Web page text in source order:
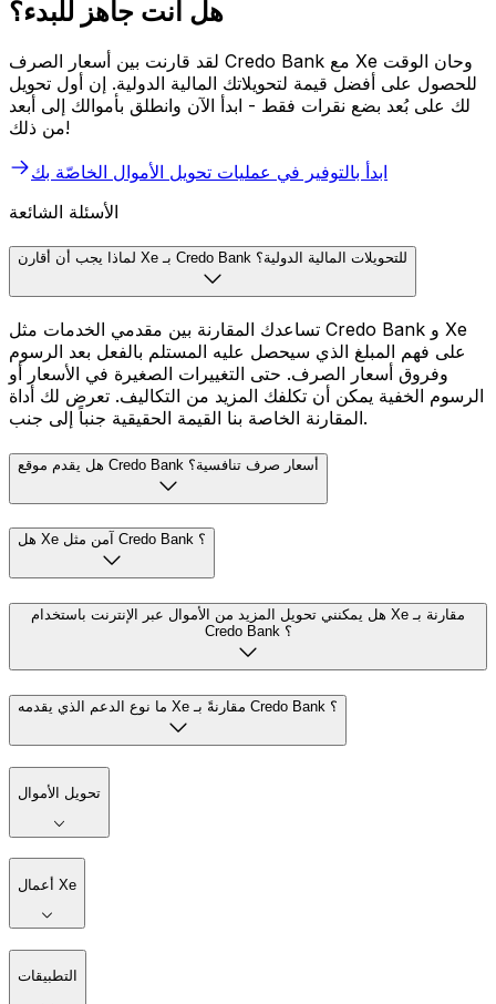
هل أنت جاهز للبدء؟
لقد قارنت بين أسعار الصرف Credo Bank مع Xe وحان الوقت
للحصول على أفضل قيمة لتحويلاتك المالية الدولية. إن أول تحويل
لك على بُعد بضع نقرات فقط - ابدأ الآن وانطلق بأموالك إلى أبعد
من ذلك!
ابدأ بالتوفير في عمليات تحويل الأموال الخاصّة بك
الأسئلة الشائعة
لماذا يجب أن أقارن Xe بـ Credo Bank للتحويلات المالية الدولية؟
تساعدك المقارنة بين مقدمي الخدمات مثل Credo Bank و Xe
على فهم المبلغ الذي سيحصل عليه المستلم بالفعل بعد الرسوم
وفروق أسعار الصرف. حتى التغييرات الصغيرة في الأسعار أو
الرسوم الخفية يمكن أن تكلفك المزيد من التكاليف. تعرض لك أداة
المقارنة الخاصة بنا القيمة الحقيقية جنباً إلى جنب.
هل يقدم موقع Credo Bank أسعار صرف تنافسية؟
هل Xe آمن مثل Credo Bank ؟
هل يمكنني تحويل المزيد من الأموال عبر الإنترنت باستخدام Xe مقارنة بـ
Credo Bank ؟
ما نوع الدعم الذي يقدمه Xe مقارنةً بـ Credo Bank ؟
تحويل الأموال
أعمال Xe
التطبيقات